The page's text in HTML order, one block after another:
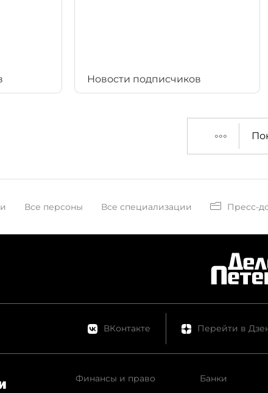
Новости подписчиков
Все персоны Все специализации Пресс-
ВКонтакте Перейти в
Финансы и право
Банки